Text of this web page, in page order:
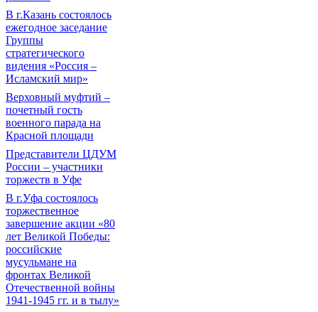
В г.Казань состоялось
ежегодное заседание
Группы
стратегического
видения «Россия –
Исламский мир»
Верховный муфтий –
почетный гость
военного парада на
Красной площади
Представители ЦДУМ
России – участники
торжеств в Уфе
В г.Уфа состоялось
торжественное
завершение акции «80
лет Великой Победы:
российские
мусульмане на
фронтах Великой
Отечественной войны
1941-1945 гг. и в тылу»